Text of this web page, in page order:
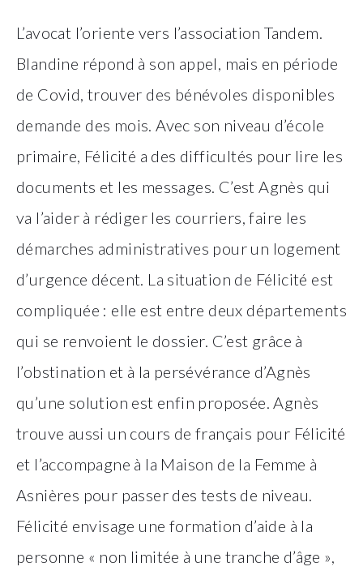
L’avocat l’oriente vers l’association Tandem.
Blandine répond à son appel, mais en période
de Covid, trouver des bénévoles disponibles
demande des mois. Avec son niveau d’école
primaire, Félicité a des difficultés pour lire les
documents et les messages. C’est Agnès qui
va l’aider à rédiger les courriers, faire les
démarches administratives pour un logement
d’urgence décent. La situation de Félicité est
compliquée : elle est entre deux départements
qui se renvoient le dossier. C’est grâce à
l’obstination et à la persévérance d’Agnès
qu’une solution est enfin proposée. Agnès
trouve aussi un cours de français pour Félicité
et l’accompagne à la Maison de la Femme à
Asnières pour passer des tests de niveau.
Félicité envisage une formation d’aide à la
personne « non limitée à une tranche d’âge »,